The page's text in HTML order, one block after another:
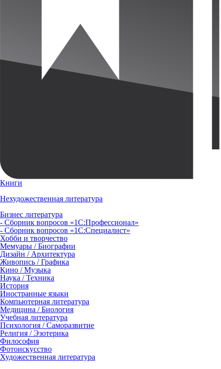
Книги
Нехудожественная литература
Бизнес литература
- Сборник вопросов «1С:Профессионал»
- Сборник вопросов «1С:Специалист»
Хобби и творчество
Мемуары / Биографии
Дизайн / Архитектура
Живопись / Графика
Кино / Музыка
Наука / Техника
История
Иностранные языки
Компьютерная литература
Медицина / Биология
Учебная литература
Психология / Саморазвитие
Религия / Эзотерика
Философия
Фотоискусство
Художественная литература